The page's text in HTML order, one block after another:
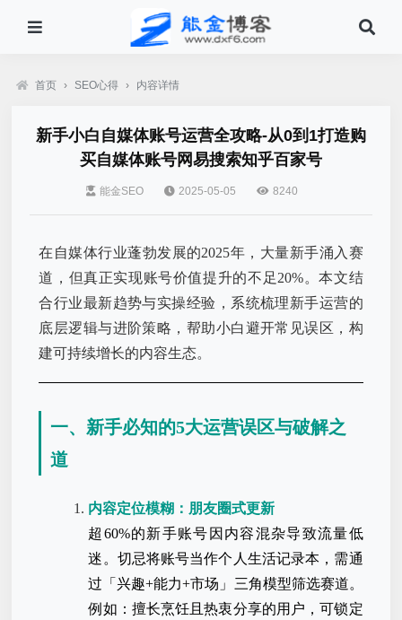
首页 › SEO心得 › 内容详情
新手小白自媒体账号运营全攻略-从0到1打造购
买自媒体账号网易搜索知乎百家号
能金SEO 2025-05-05 8240
在自媒体行业蓬勃发展的2025年，大量新手涌入赛
道，但真正实现账号价值提升的不足20%。本文结
合行业最新趋势与实操经验，系统梳理新手运营的
底层逻辑与进阶策略，帮助小白避开常见误区，构
建可持续增长的内容生态。
一、新手必知的5大运营误区与破解之
道
内容定位模糊：朋友圈式更新
超60%的新手账号因内容混杂导致流量低
迷。切忌将账号当作个人生活记录本，需通
过「兴趣+能力+市场」三角模型筛选赛道。
例如：擅长烹饪且热衷分享的用户，可锁定